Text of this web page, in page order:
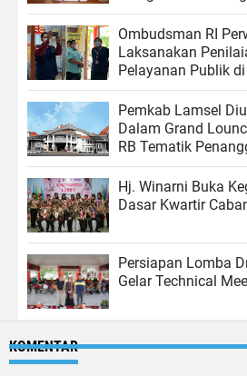
Sosial
Ombudsman RI
Laksanakan
Pelayanan Publik
Pemkab Lamsel
Dalam Grand
RB Tematik
Kemiskinan di
Hj. Winarni Buka
Dasar Kwartir
Persiapan Lomba
Gelar Technical
KOMENTAR